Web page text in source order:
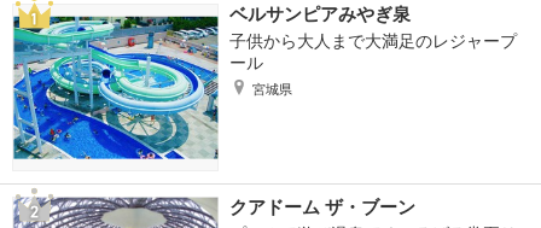
ベルサンピアみやぎ泉
子供から大人まで大満足のレジャープ
ール
宮城県
クアドーム ザ・ブーン